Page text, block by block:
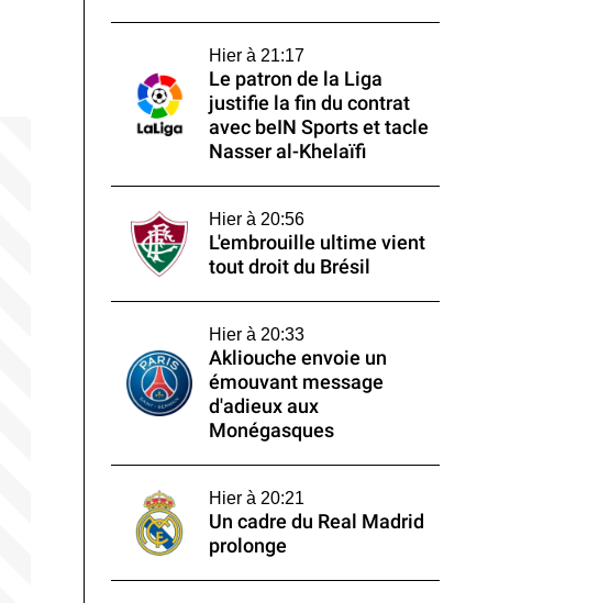
Hier à 21:17
Le patron de la Liga
justifie la fin du contrat
avec beIN Sports et tacle
Nasser al-Khelaïfi
Hier à 20:56
L'embrouille ultime vient
tout droit du Brésil
Hier à 20:33
Akliouche envoie un
émouvant message
d'adieux aux
Monégasques
Hier à 20:21
Un cadre du Real Madrid
prolonge